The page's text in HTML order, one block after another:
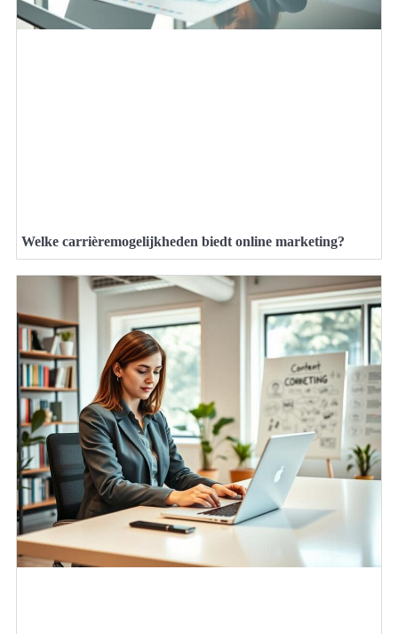
Welke carrièremogelijkheden biedt online marketing?